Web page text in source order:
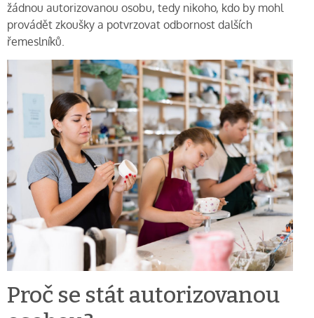
žádnou autorizovanou osobu, tedy nikoho, kdo by mohl
provádět zkoušky a potvrzovat odbornost dalších
řemeslníků.
Proč se stát autorizovanou